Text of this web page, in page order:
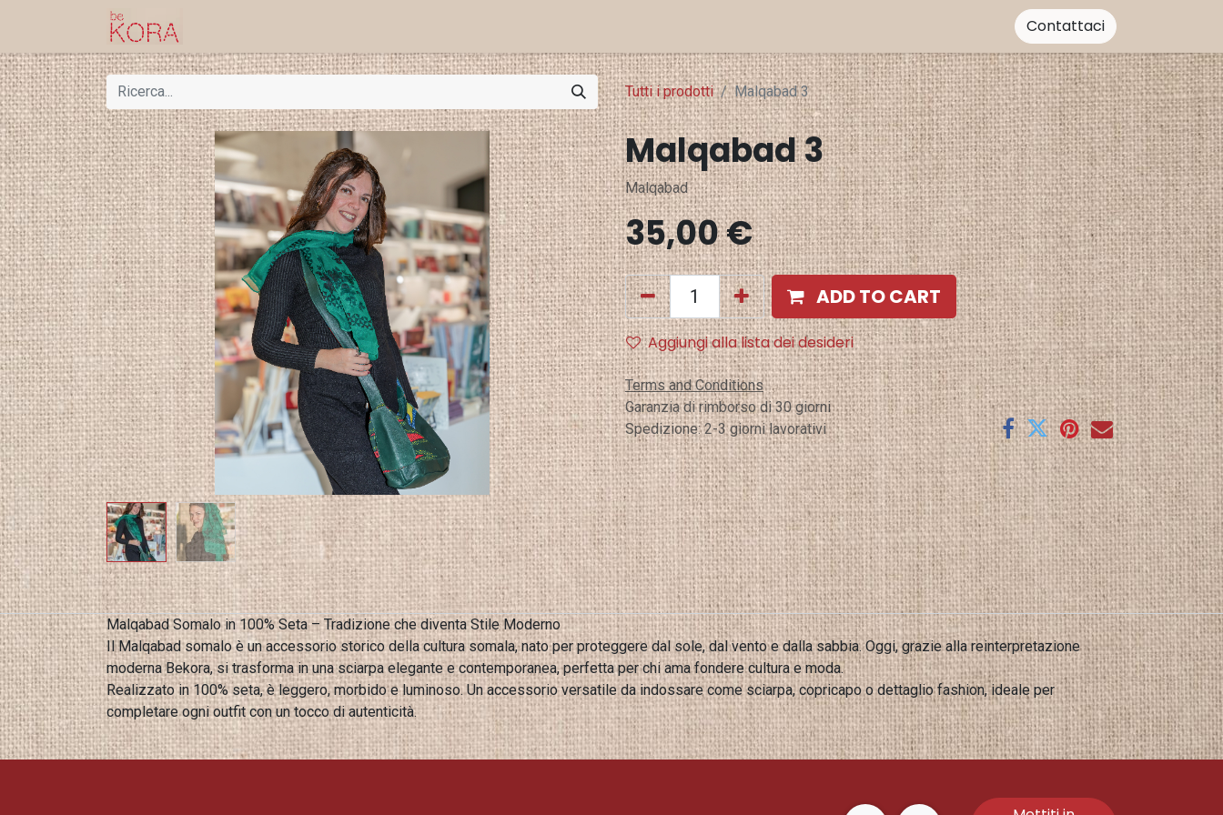
Contattaci
Tutti i prodotti Malqabad 3
Malqabad 3
Malqabad
35,00€
ADD TO CART
Aggiungi alla lista dei desideri
Terms and Conditions
Garanzia di rimborso di 30 giorni
Spedizione: 2-3 giorni lavorativi
Malqabad Somalo in 100% Seta – Tradizione che diventa Stile Moderno
Il Malqabad somalo è un accessorio storico della cultura somala, nato per proteggere dal sole, dal vento e dalla sabbia. Oggi, grazie alla reinterpretazione
moderna Bekora, si trasforma in una sciarpa elegante e contemporanea, perfetta per chi ama fondere cultura e moda.
Realizzato in 100% seta, è leggero, morbido e luminoso. Un accessorio versatile da indossare come sciarpa, copricapo o dettaglio fashion, ideale per
completare ogni outfit con un tocco di autenticità.